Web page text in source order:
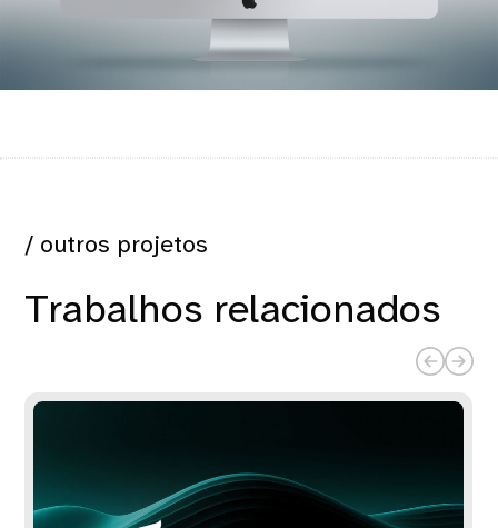
/ outros projetos
Trabalhos relacionados